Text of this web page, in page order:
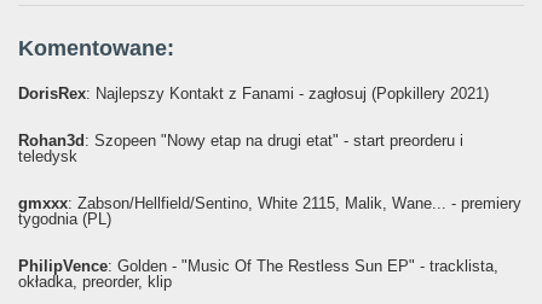
Komentowane:
DorisRex: Najlepszy Kontakt z Fanami - zagłosuj (Popkillery 2021)
Rohan3d : Szopeen "Nowy etap na drugi etat" - start preorderu i
teledysk
gmxxx: Żabson/Hellfield/Sentino, White 2115, Malik, Wane... - premiery
tygodnia (PL)
PhilipVence: Golden - "Music Of The Restless Sun EP" - tracklista,
okładka, preorder, klip